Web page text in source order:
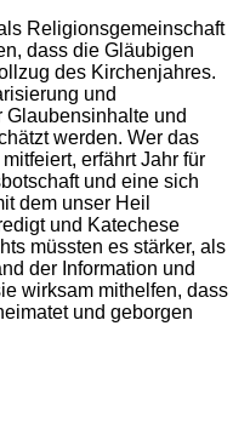
Religionsgemeinschaft
dass die Gläubigen
des Kirchenjahres.
und
und
werden. Wer das
erfährt Jahr für
und eine sich
dem unser Heil
und Katechese
müssten es stärker, als
der Information und
wirksam mithelfen, dass
und geborgen